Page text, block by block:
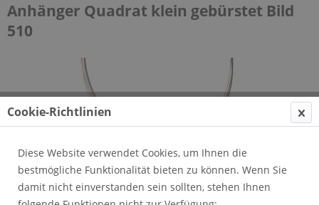
Anhänger Quadrat klein gebürstet Bild
510
Cookie-Richtlinien
Diese Website verwendet Cookies, um Ihnen die
bestmögliche Funktionalität bieten zu können. Wenn Sie
damit nicht einverstanden sein sollten, stehen Ihnen